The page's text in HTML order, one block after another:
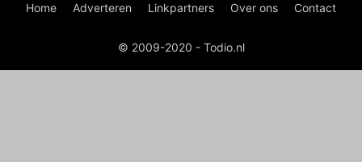
Home Adverteren Linkpartners Over ons Contact
© 2009-2020 - Todio.nl